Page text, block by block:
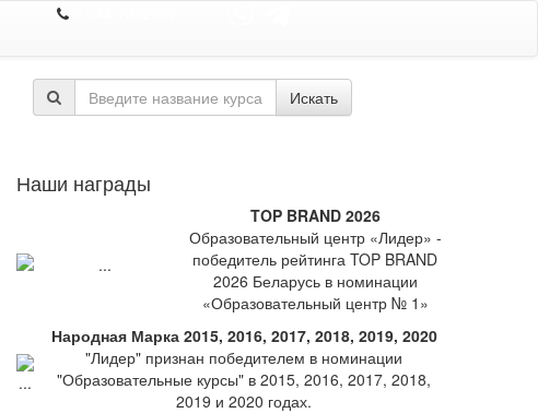
Искать
Наши награды
TOP BRAND 2026
Образовательный центр «Лидер» -
победитель рейтинга TOP BRAND
2026 Беларусь в номинации
«Образовательный центр № 1»
Народная Марка 2015, 2016, 2017, 2018, 2019, 2020
"Лидер" признан победителем в номинации
"Образовательные курсы" в 2015, 2016, 2017, 2018,
2019 и 2020 годах.